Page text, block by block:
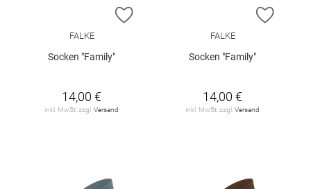
ZUR WUNSCHLISTE HINZUFÜGEN
FALKE
Socken "Family"
14,00 €
inkl. MwSt. zzgl. Versand
ZUR
FALKE
Socken "Family"
14,00 €
inkl. MwSt. zzgl. Versand